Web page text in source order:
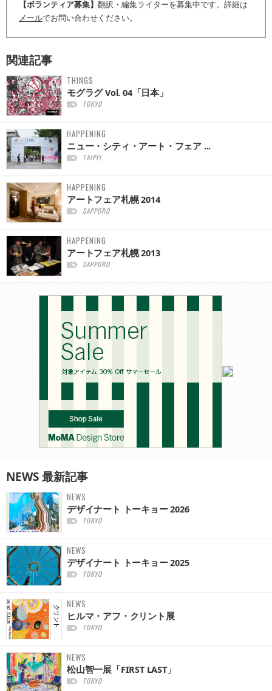
【ボランティア募集】 翻訳・編集ライターを募集中です。詳細は
メールでお問い合わせください。
関連記事
THINGS
モグラグ Vol. 04「日本」
TOKYO
HAPPENING
ニュー・シティ・アート・フェア ...
TAIPEI
HAPPENING
アートフェア札幌 2014
SAPPORO
HAPPENING
アートフェア札幌 2013
SAPPORO
NEWS最新記事
NEWS
デザイナート トーキョー 2026
TOKYO
NEWS
デザイナート トーキョー 2025
TOKYO
NEWS
ヒルマ・アフ・クリント展
TOKYO
NEWS
松山智一展「FIRST LAST」
TOKYO